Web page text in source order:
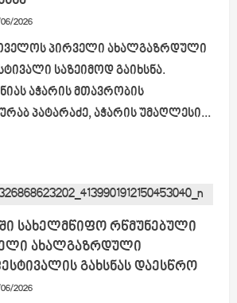
2026
პირველი ახალგაზრდული
საზეიმოდ გაიხსნა.
აჭარის მთავრობის
პატარაძე, აჭარის უმაღლესი...
სახელმწიფო რწმუნებული
ახალგაზრდული
გახსნას დაესწრო
2026